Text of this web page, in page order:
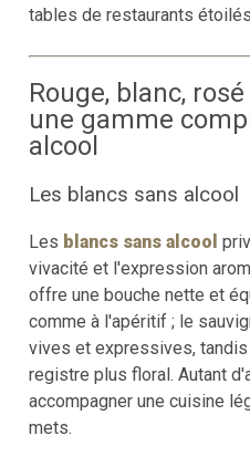
tables de restaurants
Rouge, blanc,
une gamme
alcool
Les blancs sans alcool
Les blancs sans alcool
vivacité et l'expression
offre une bouche nette et
comme à l'apéritif ; le
vives et expressives,
registre plus floral. Autant
accompagner une cuisine
mets.